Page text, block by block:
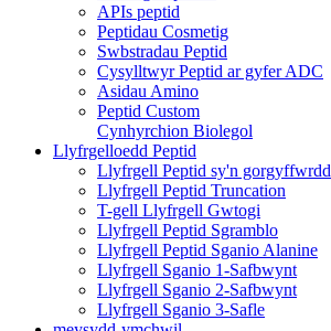
APIs peptid
Peptidau Cosmetig
Swbstradau Peptid
Cysylltwyr Peptid ar gyfer ADC
Asidau Amino
Peptid Custom
Cynhyrchion Biolegol
Llyfrgelloedd Peptid
Llyfrgell Peptid sy'n gorgyffwrdd
Llyfrgell Peptid Truncation
T-gell Llyfrgell Gwtogi
Llyfrgell Peptid Sgramblo
Llyfrgell Peptid Sganio Alanine
Llyfrgell Sganio 1-Safbwynt
Llyfrgell Sganio 2-Safbwynt
Llyfrgell Sganio 3-Safle